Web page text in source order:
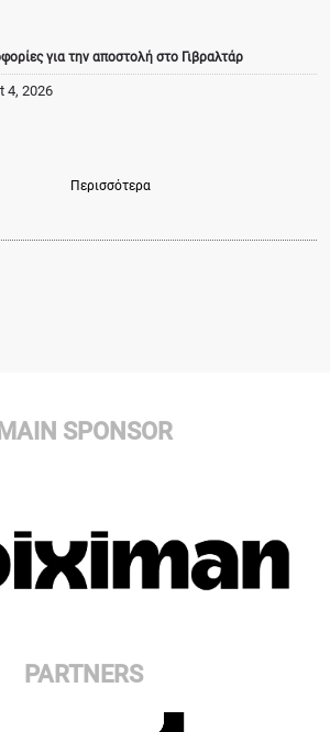
για την αποστολή στο Γιβραλτάρ
4, 2026
Περισσότερα
MAIN SPONSOR
PARTNERS